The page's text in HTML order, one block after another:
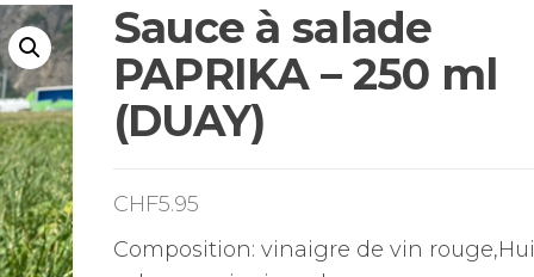
Sauce à salade
PAPRIKA – 250 ml
(DUAY)
CHF5.95
Composition: vinaigre de vin